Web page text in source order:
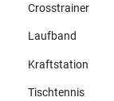
Crosstrainer
Laufband
Kraftstation
Tischtennis